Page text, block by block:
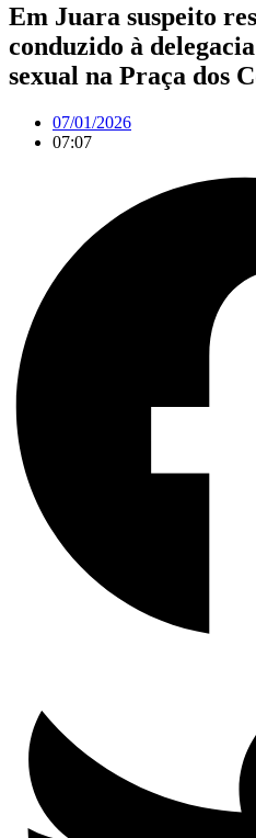
Em Juara suspeito
conduzido à
sexual na Praça dos
07/01/2026
07:07